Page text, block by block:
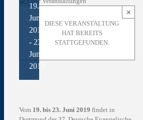
DIESE VERANSTALTUNG
HAT BEREITS
STATTGEFUNDEN.
×
19.
Juni
2019
- 23.
Juni
2019
Vom 19. bis 23. Juni 2019 findet in